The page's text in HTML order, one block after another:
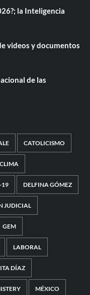
la Inteligencia
videos y documentos
de las
CATOLICISMO
CLIMA
19 DELFINA GÓMEZ
JUDICIAL
GEM
LABORAL
DÍAZ
MÉXICO